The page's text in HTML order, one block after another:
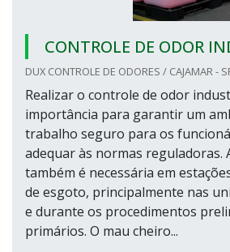
CONTROLE DE ODOR
DUX CONTROLE DE ODORES / CAJAMAR -
Realizar o controle de odor
importância para garantir um
trabalho seguro para os
adequar às normas reguladoras.
também é necessária em
de esgoto, principalmente nas
e durante os procedimentos
primários. O mau cheiro...